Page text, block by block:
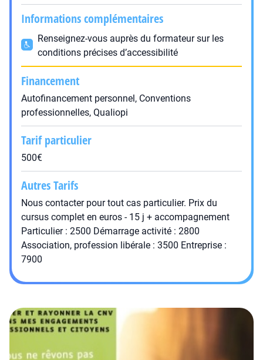
Informations complémentaires
Renseignez-vous auprès du formateur sur les
conditions précises d’accessibilité
Financement
Autofinancement personnel, Conventions
professionnelles, Qualiopi
Tarif particulier
500€
Autres Tarifs
Nous contacter pour tout cas particulier. Prix du
cursus complet en euros - 15 j + accompagnement
Particulier : 2500 Démarrage activité : 2800
Association, profession libérale : 3500 Entreprise :
7900